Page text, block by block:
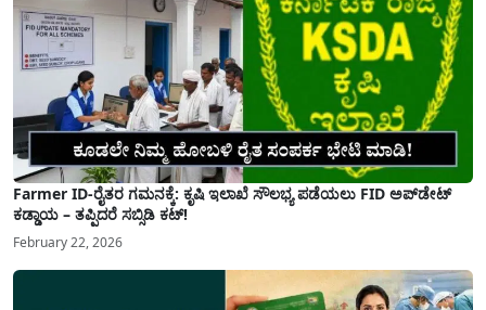
Farmer ID-ರೈತರ ಗಮನಕ್ಕೆ: ಕೃಷಿ ಇಲಾಖೆ ಸೌಲಭ್ಯ ಪಡೆಯಲು FID ಅಪ್‌ಡೇಟ್
ಕಡ್ಡಾಯ – ತಪ್ಪಿದರೆ ಸಬ್ಸಿಡಿ ಕಟ್!
February 22, 2026